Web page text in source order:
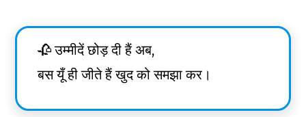
🥀 उम्मीदें छोड़ दी हैं अब,
बस यूँ ही जीते हैं खुद को समझा कर।